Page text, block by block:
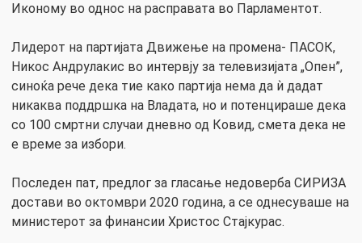
Иконому во однос на расправата во Парламентот.
Лидерот на партијата Движење на промена- ПАСОК,
Никос Андрулакис во интервју за телевизијата „Опен”,
синоќа рече дека тие како партија нема да ѝ дадат
никаква поддршка на Владата, но и потенцираше дека
со 100 смртни случаи дневно од Ковид, смета дека не
е време за избори.
Последен пат, предлог за гласање недоверба СИРИЗА
достави во октомври 2020 година, а се однесуваше на
министерот за финансии Христос Стајкурас.